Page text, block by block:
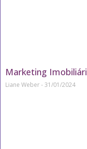
Marketing
Liane Weber 31/01/2024